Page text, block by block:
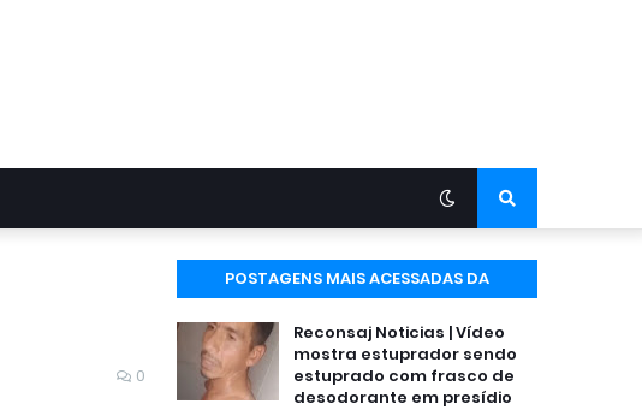
0
POSTAGENS MAIS ACESSADAS DA
Reconsaj Noticias | Vídeo
mostra estuprador sendo
estuprado com frasco de
desodorante em presídio